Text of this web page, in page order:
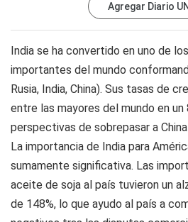
Agregar Diario
India se ha convertido en uno de
importantes del mundo
Rusia, India, China). Sus tasas de
entre las mayores del mundo en un
perspectivas de sobrepasar a
La importancia de India para
sumamente significativa. Las
aceite de soja al país tuvieron un
de 148%, lo que ayudo al país a